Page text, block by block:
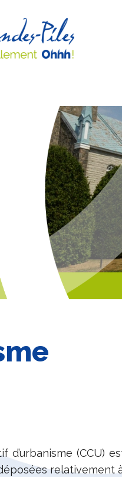
d’urbanisme (CCU)
relativement